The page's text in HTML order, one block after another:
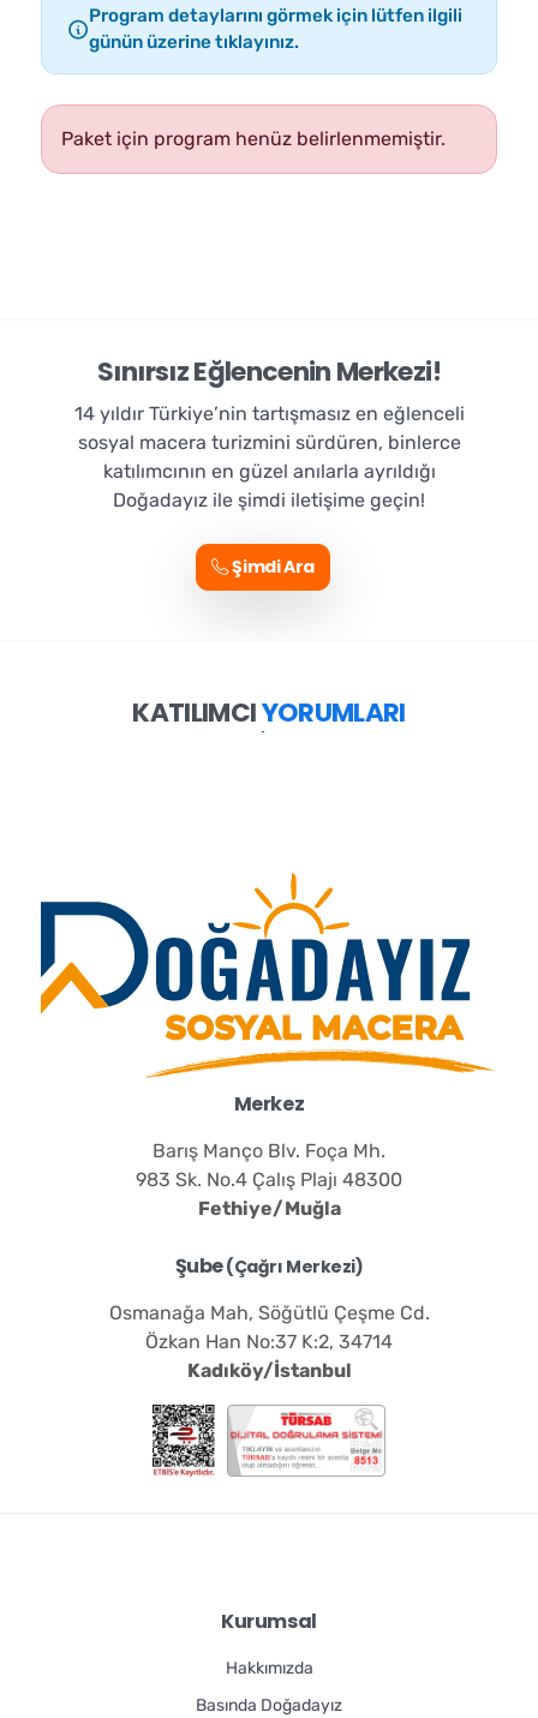
Program detaylarını görmek için lütfen ilgili
günün üzerine tıklayınız.
Paket için program henüz belirlenmemiştir.
Sınırsız Eğlencenin Merkezi!
14 yıldır Türkiye’nin tartışmasız en eğlenceli
sosyal macera turizmini sürdüren, binlerce
katılımcının en güzel anılarla ayrıldığı
Doğadayız ile şimdi iletişime geçin!
Şimdi Ara
KATILIMCIYORUMLARI
Merkez
Barış Manço Blv. Foça Mh.
983 Sk. No.4 Çalış Plajı 48300
Fethiye/Muğla
Şube(Çağrı Merkezi)
Osmanağa Mah, Söğütlü Çeşme Cd.
Özkan Han No:37 K:2, 34714
Kadıköy/İstanbul
Kurumsal
Hakkımızda
Basında Doğadayız